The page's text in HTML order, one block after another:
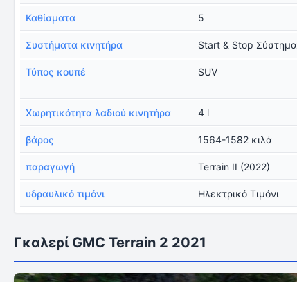
Καθίσματα 5
Συστήματα κινητήρα Start & Stop Σύστημα
Τύπος κουπέ SUV
Χωρητικότητα λαδιού κινητήρα 4 l
βάρος 1564-1582 κιλά
παραγωγή Terrain II (2022)
υδραυλικό τιμόνι Ηλεκτρικό Τιμόνι
Γκαλερί GMC Terrain 2 2021